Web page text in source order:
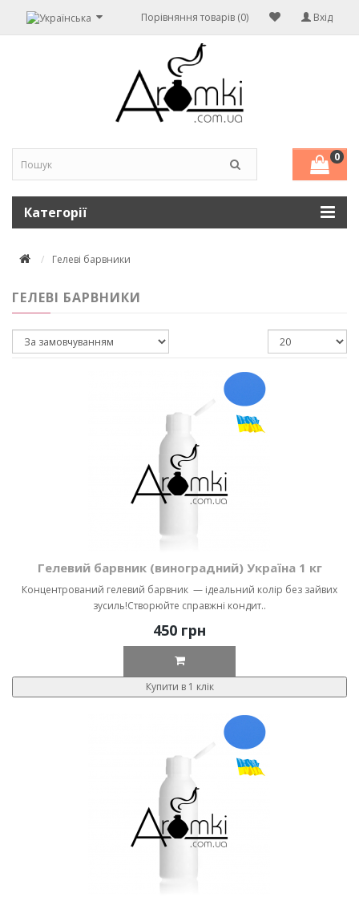
Вхід
Порівняння товарів (0)
0
Категорії
Гелеві барвники
ГЕЛЕВІ БАРВНИКИ
Гелевий барвник (виноградний) Україна 1 кг
Концентрований гелевий барвник — ідеальний колір без зайвих
зусиль!Створюйте справжні кондит..
450 грн
Купити в 1 клік